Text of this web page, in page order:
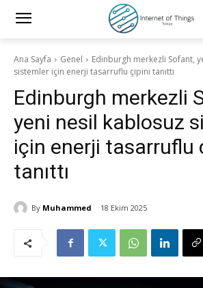
Ana Sayfa Genel
Edinburgh merkezli Sofant,
sistemler için enerji tasarruflu çipini tanıttı
Edinburgh merkezli
yeni nesil kablosuz
için enerji tasarruflu
tanıttı
By Muhammed 18 Ekim 2025